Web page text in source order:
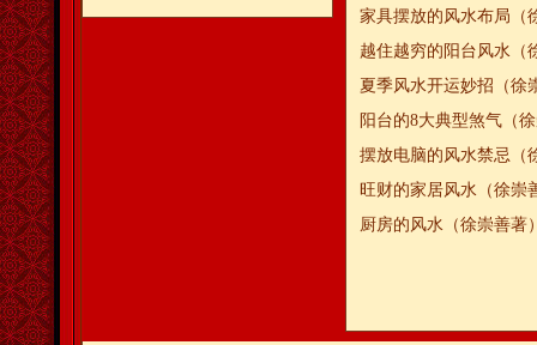
家具摆放的风水布局（
越住越穷的阳台风水（
夏季风水开运妙招（徐
阳台的8大典型煞气（
摆放电脑的风水禁忌（
旺财的家居风水（徐崇
厨房的风水（徐崇善著